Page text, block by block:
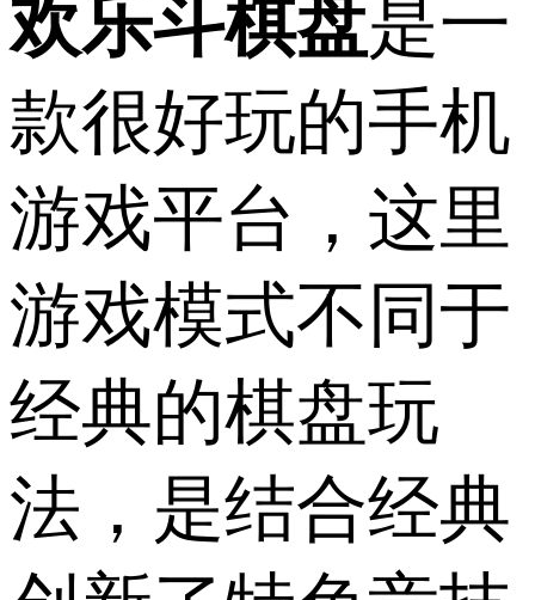
欢乐斗棋盘是一
款很好玩的手机
游戏平台，这里
游戏模式不同于
经典的棋盘玩
法，是结合经典